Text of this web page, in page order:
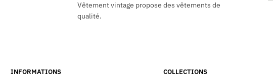
choisies
variations.
choisies
Vêtement vintage propose des vêtements de
qualité.
INFORMATIONS COLLECTIONS